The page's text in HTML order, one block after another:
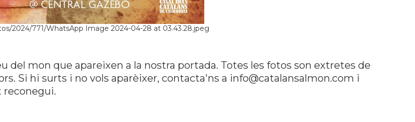
2024/771/WhatsApp Image 2024-04-28 at 03.43.28.jpeg
del mon que apareixen a la nostra portada. Totes les fotos son extretes de
Si hi surts i no vols aparèixer, contacta'ns a info@catalansalmon.com i